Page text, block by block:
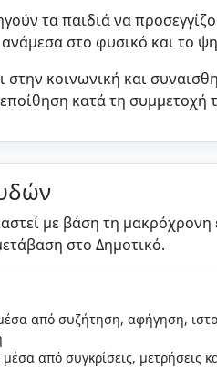
τα παιδιά να
στο φυσικό και το
στην κοινωνική και
κατά τη συμμετοχή
με βάση τη
στο Δημοτικό.
από συζήτηση, αφήγηση,
από συγκρίσεις, μετρήσεις